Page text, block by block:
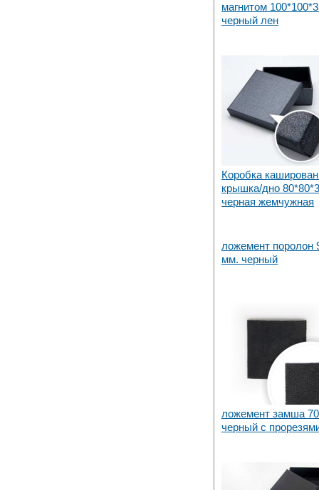
магнитом
черный лен
Коробка
крышка/дно
черная жемчужная
ложемент поролон
мм. черный
ложемент замша
черный с